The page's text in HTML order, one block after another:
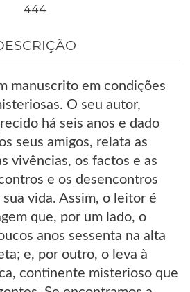
444
manuscrito em condições
O seu autor,
há seis anos e dado
seus amigos, relata as
vivências, os factos e as
e os desencontros
sua vida. Assim, o leitor é
que, por um lado, o
anos sessenta na alta
e, por outro, o leva à
continente misterioso que